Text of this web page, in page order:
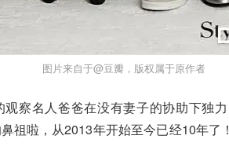
图片来自于@豆瓣，版权属于原作者
观察名人爸爸在没有妻子的协助下独
祖啦，从2013年开始至今已经10年了